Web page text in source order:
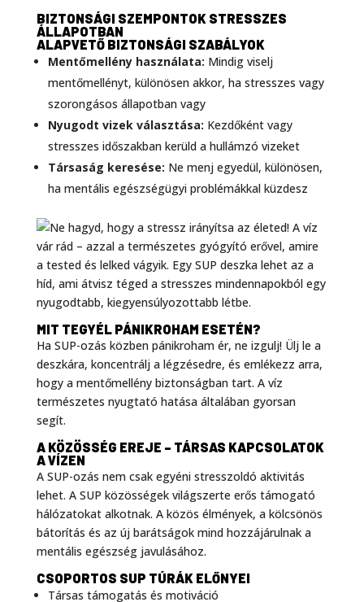
BIZTONSÁGI SZEMPONTOK STRESSZES
ÁLLAPOTBAN
ALAPVETŐ BIZTONSÁGI SZABÁLYOK
Mentőmellény használata: Mindig viselj
mentőmellényt, különösen akkor, ha stresszes vagy
szorongásos állapotban vagy
Nyugodt vizek választása: Kezdőként vagy
stresszes időszakban kerüld a hullámzó vizeket
Társaság keresése: Ne menj egyedül, különösen,
ha mentális egészségügyi problémákkal küzdesz
MIT TEGYÉL PÁNIKROHAM ESETÉN?
Ha SUP-ozás közben pánikroham ér, ne izgulj! Ülj le a
deszkára, koncentrálj a légzésedre, és emlékezz arra,
hogy a mentőmellény biztonságban tart. A víz
természetes nyugtató hatása általában gyorsan
segít.
A KÖZÖSSÉG EREJE – TÁRSAS KAPCSOLATOK
A VÍZEN
A SUP-ozás nem csak egyéni stresszoldó aktivitás
lehet. A SUP közösségek világszerte erős támogató
hálózatokat alkotnak. A közös élmények, a kölcsönös
bátorítás és az új barátságok mind hozzájárulnak a
mentális egészség javulásához.
CSOPORTOS SUP TÚRÁK ELŐNYEI
Társas támogatás és motiváció